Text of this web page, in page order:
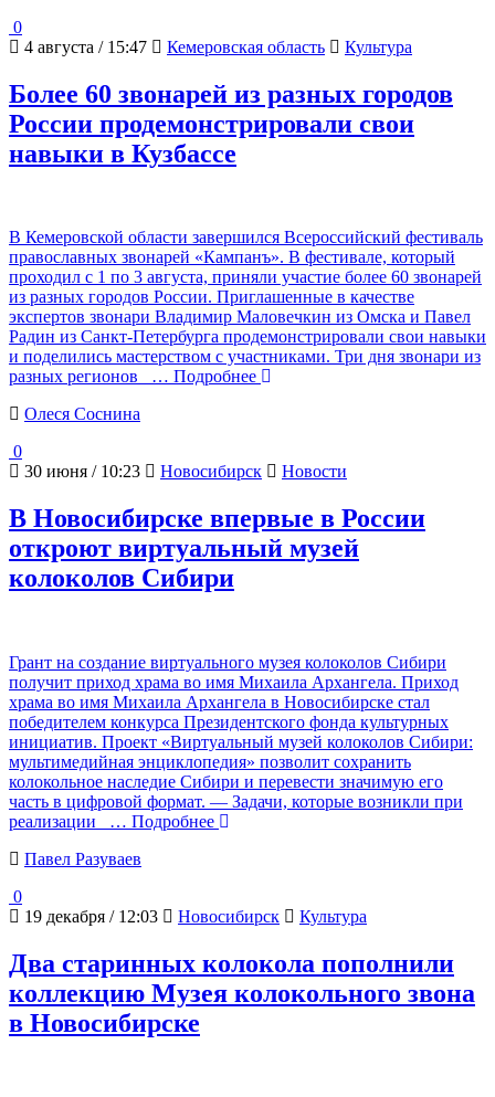
0
4 августа / 15:47
Кемеровская область Культура
Более 60 звонарей из разных городов
России продемонстрировали свои
навыки в Кузбассе
В Кемеровской области завершился Всероссийский фестиваль
православных звонарей «Кампанъ». В фестивале, который
проходил с 1 по 3 августа, приняли участие более 60 звонарей
из разных городов России. Приглашенные в качестве
экспертов звонари Владимир Маловечкин из Омска и Павел
Радин из Санкт-Петербурга продемонстрировали свои навыки
и поделились мастерством с участниками. Три дня звонари из
разных регионов
… Подробнее
Олеся Соснина
0
30 июня / 10:23
Новосибирск Новости
В Новосибирске впервые в России
откроют виртуальный музей
колоколов Сибири
Грант на создание виртуального музея колоколов Сибири
получит приход храма во имя Михаила Архангела. Приход
храма во имя Михаила Архангела в Новосибирске стал
победителем конкурса Президентского фонда культурных
инициатив. Проект «Виртуальный музей колоколов Сибири:
мультимедийная энциклопедия» позволит сохранить
колокольное наследие Сибири и перевести значимую его
часть в цифровой формат. — Задачи, которые возникли при
реализации
… Подробнее
Павел Разуваев
0
19 декабря / 12:03
Новосибирск Культура
Два старинных колокола пополнили
коллекцию Музея колокольного звона
в Новосибирске